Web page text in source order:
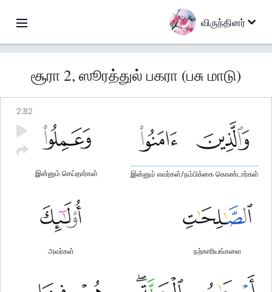
விருந்தினர்
சூரா 2, ஸூரத்துல் பகரா (பசு மாடு)
2:82
இன்னும் எவர்கள்/நம்பிக்கை கொண்டார்கள்
இன்னும் செய்தார்கள்
நற்காரியங்களை
அவர்கள்